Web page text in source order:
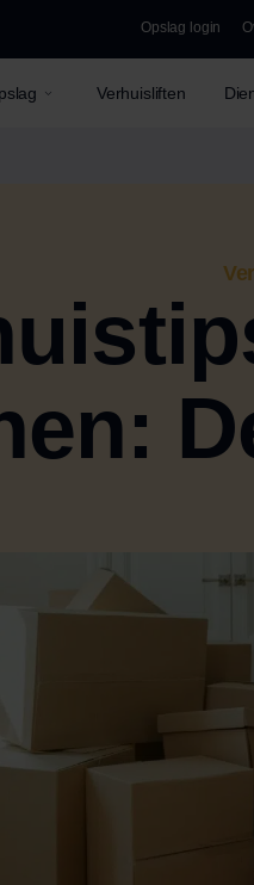
Opslag login
Verhuisliften